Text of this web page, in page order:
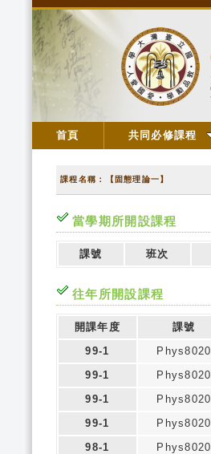
首頁 共同必修課程
課程名稱：【固態理論一】
當學期所開設課程
課號 班次
往年所開設課程
開課年度 課號
99-1
Phys8020
99-1
Phys8020
99-1
Phys8020
99-1
Phys8020
98-1
Phys8020